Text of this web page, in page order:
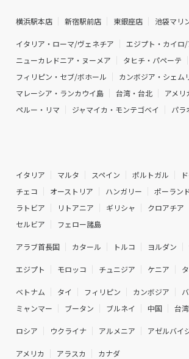
横浜駅本店 新宿駅前店 東銀座店 池袋マリ
イタリア・ローマ/ヴェネチア エジプト・カイロ
ニューカレドニア・ヌーメア
タヒチ・パペーテ
フィリピン・セブ/ボホール
カンボジア・シェム
マレーシア・ランカウイ島
台湾・台北 アメ
ペルー・リマ
ジャマイカ・モンテゴベイ パラ
イタリア マルタ スペイン ポルトガル
チェコ
オーストリア ハンガリー ポーラン
ラトビア
リトアニア ギリシャ クロアチア
セルビア
フェロー諸島
アラブ首長国 カタール トルコ ヨルダン
エジプト モロッコ チュニジア ケニア
ベトナム タイ フィリピン カンボジア
ミャンマー
ブータン ブルネイ 中国 台湾
ロシア ウクライナ アルメニア アゼルバイ
アメリカ アラスカ カナダ